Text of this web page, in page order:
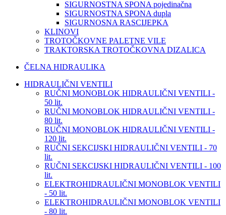
SIGURNOSTNA SPONA pojedinačna
SIGURNOSTNA SPONA dupla
SIGURNOSNA RASCIJEPKA
KLINOVI
TROTOČKOVNE PALETNE VILE
TRAKTORSKA TROTOČKOVNA DIZALICA
ČELNA HIDRAULIKA
HIDRAULIČNI VENTILI
RUČNI MONOBLOK HIDRAULIČNI VENTILI -
50 lit.
RUČNI MONOBLOK HIDRAULIČNI VENTILI -
80 lit.
RUČNI MONOBLOK HIDRAULIČNI VENTILI -
120 lit.
RUČNI SEKCIJSKI HIDRAULIČNI VENTILI - 70
lit.
RUČNI SEKCIJSKI HIDRAULIČNI VENTILI - 100
lit.
ELEKTROHIDRAULIČNI MONOBLOK VENTILI
- 50 lit.
ELEKTROHIDRAULIČNI MONOBLOK VENTILI
- 80 lit.